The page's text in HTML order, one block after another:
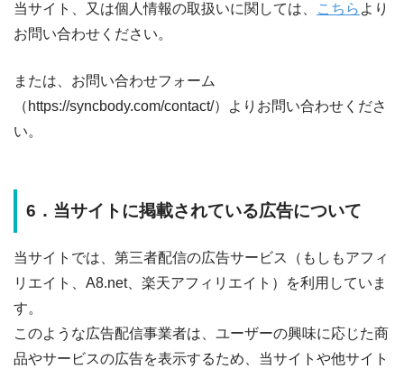
当サイト、又は個人情報の取扱いに関しては、 こちら より
お問い合わせください。
または、お問い合わせフォーム
（https://syncbody.com/contact/）よりお問い合わせくださ
い。
6．当サイトに掲載されている広告について
当サイトでは、第三者配信の広告サービス（もしもアフィ
リエイト、A8.net、楽天アフィリエイト）を利用していま
す。
このような広告配信事業者は、ユーザーの興味に応じた商
品やサービスの広告を表示するため、当サイトや他サイト